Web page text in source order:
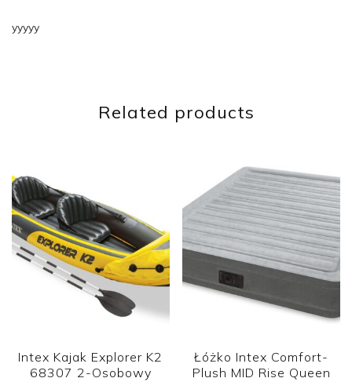
yyyyy
Related products
Intex Kajak Explorer K2
68307 2-Osobowy
Łóżko Intex Comfort-
Plush MID Rise Queen